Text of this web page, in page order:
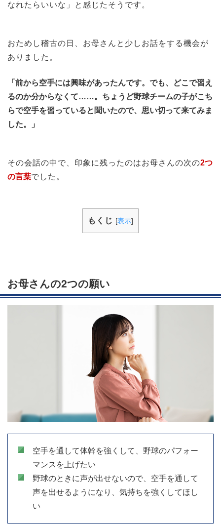
なれたらいいな」と感じたそうです。
おためし稽古の日、お母さんと少しお話をする機会が
ありました。
「前から空手には興味があったんです。でも、どこで習え
るのか分からなくて……。ちょうど野球チームの子がこち
らで空手を習っていると聞いたので、思い切って来てみま
した。」
その会話の中で、印象に残ったのはお母さんの次の2つ
の言葉でした。
もくじ [表示]
お母さんの2つの願い
空手を通して体幹を強くして、野球のパフォー
マンスを上げたい
野球のときに声が出せないので、空手を通して
声を出せるようになり、気持ちを強くしてほし
い